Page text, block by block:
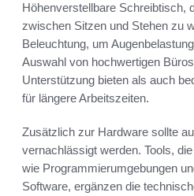
Höhenverstellbare Schreibtisch,
zwischen Sitzen und Stehen zu
Beleuchtung, um
Auswahl von hochwertigen
Unterstützung bieten als auch
für längere Arbeitszeiten.
Zusätzlich zur Hardware sollte
vernachlässigt werden. Tools,
wie Programmierumgebungen
Software, ergänzen die